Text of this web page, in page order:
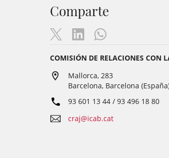
Comparte
COMISIÓN DE RELACIONES CON
Mallorca, 283
Barcelona, Barcelona
93 601 13 44 / 93 496 18 80
craj@icab.cat